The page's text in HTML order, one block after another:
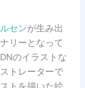
センが生み出
リーとなって
のイラストな
トレーターで